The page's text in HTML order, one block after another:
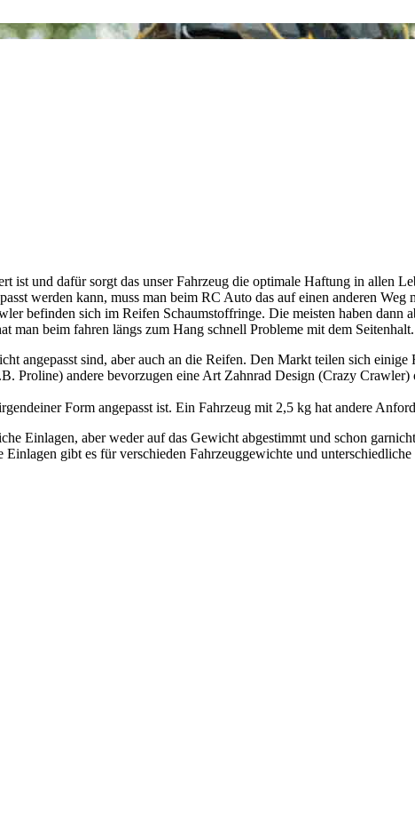
ist und dafür sorgt das unser Fahrzeug die optimale Haftung in allen
werden kann, muss man beim RC Auto das auf einen anderen
befinden sich im Reifen Schaumstoffringe. Die meisten haben dann
man beim fahren längs zum Hang schnell Probleme mit dem
angepasst sind, aber auch an die Reifen. Den Markt teilen sich
Proline) andere bevorzugen eine Art Zahnrad Design (Crazy
Form angepasst ist. Ein Fahrzeug mit 2,5 kg hat andere
Einlagen, aber weder auf das Gewicht abgestimmt und schon
gibt es für verschieden Fahrzeuggewichte und unterschiedliche